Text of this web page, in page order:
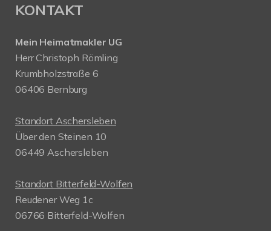
KONTAKT
Mein Heimatmakler UG
Herr Christoph Römling
Krumbholzstraße 6
06406 Bernburg
Standort Aschersleben
Über den Steinen 10
06449 Aschersleben
Standort Bitterfeld-Wolfen
Reudener Weg 1c
06766 Bitterfeld-Wolfen